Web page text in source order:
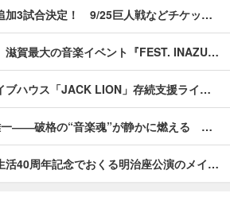
加3試合決定！ 9/25巨人戦などチケッ…
滋賀最大の音楽イベント『FEST. INAZU…
ブハウス「JACK LION」存続支援ライ…
一――破格の“音楽魂”が静かに燃える …
活40周年記念でおくる明治座公演のメイ…